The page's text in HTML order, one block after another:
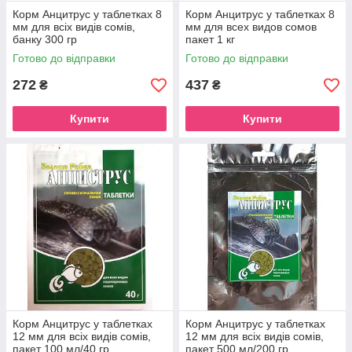
Корм Анцитрус у таблетках 8
мм для всіх видів сомів,
банку 300 гр
Готово до відправки
272 ₴
Купити
Корм Анцитрус у таблетках 8
мм для всех видов сомов
пакет 1 кг
Готово до відправки
437 ₴
Купити
Корм Анцитрус у таблетках
12 мм для всіх видів сомів,
пакет 100 мл/40 гр
Корм Анцитрус у таблетках
12 мм для всіх видів сомів,
пакет 500 мл/200 гр